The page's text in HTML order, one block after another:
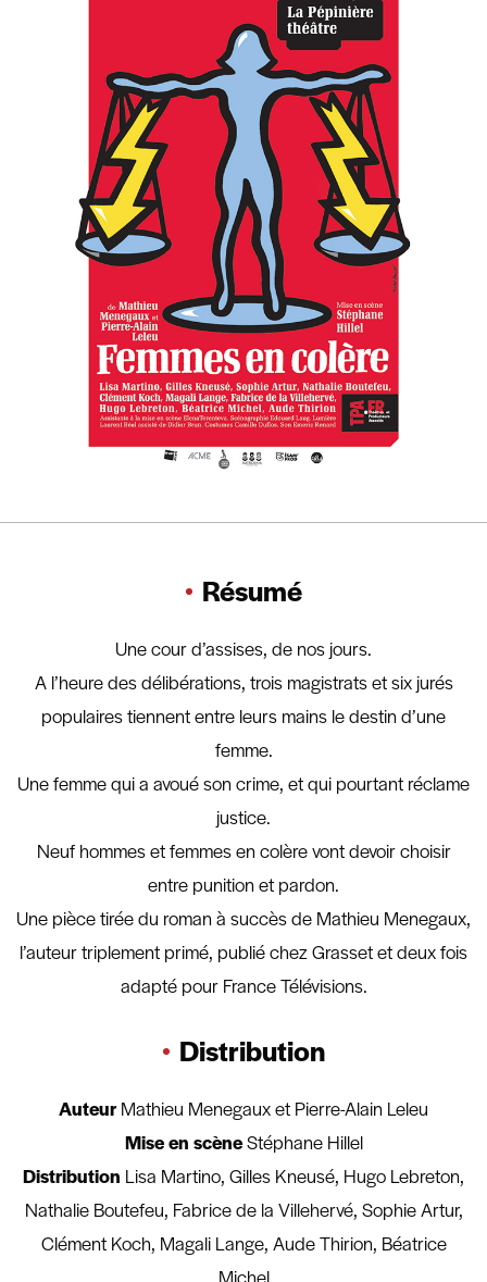
Résumé
Une cour d’assises, de nos jours.
A l’heure des délibérations, trois magistrats et six jurés
populaires tiennent entre leurs mains le destin d’une
femme.
Une femme qui a avoué son crime, et qui pourtant réclame
justice.
Neuf hommes et femmes en colère vont devoir choisir
entre punition et pardon.
Une pièce tirée du roman à succès de Mathieu Menegaux,
l’auteur triplement primé, publié chez Grasset et deux fois
adapté pour France Télévisions.
Distribution
Auteur Mathieu Menegaux et Pierre-Alain Leleu
Mise en scèneStéphane Hillel
Distribution Lisa Martino, Gilles Kneusé, Hugo Lebreton,
Nathalie Boutefeu, Fabrice de la Villehervé, Sophie Artur,
Clément Koch, Magali Lange, Aude Thirion, Béatrice
Michel